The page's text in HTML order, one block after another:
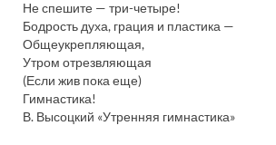
Не спешите — три-четыре!
Бодрость духа, грация и пластика —
Общеукрепляющая,
Утром отрезвляющая
(Если жив пока еще)
Гимнастика!
В. Высоцкий «Утренняя гимнастика»